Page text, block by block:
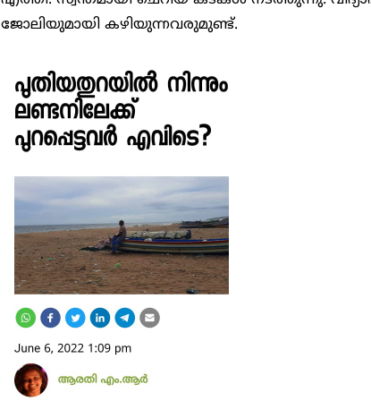
ജോലിയുമായി കഴിയുന്നവരുമുണ്ട്.